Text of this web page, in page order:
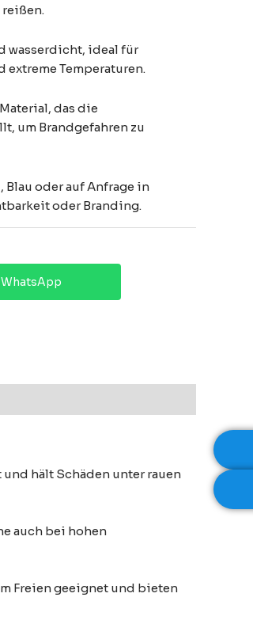
wasserdicht, ideal für
extreme Temperaturen.
das die
um Brandgefahren zu
Blau oder auf Anfrage in
oder Branding.
WhatsApp
hält Schäden unter rauen
auch bei hohen
Freien geeignet und bieten